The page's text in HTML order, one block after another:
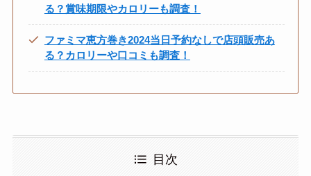
る？賞味期限やカロリーも調査！
ファミマ恵方巻き2024当日予約なしで店頭販売あ
る？カロリーや口コミも調査！
目次